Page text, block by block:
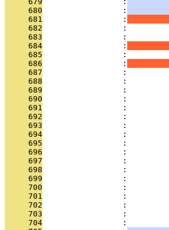
     680
                 :
     681
                 :
     682
:
     683
:
     684
                 :
     685
:
     686
                 :
     687
:
     688
:
     689
:
     690
:
     691
:
     692
:
     693
:
     694
:
     695
:
     696
:
     697
:
     698
:
     699
:
     700
:
     701
:
     702
:
     703
:
     704
: